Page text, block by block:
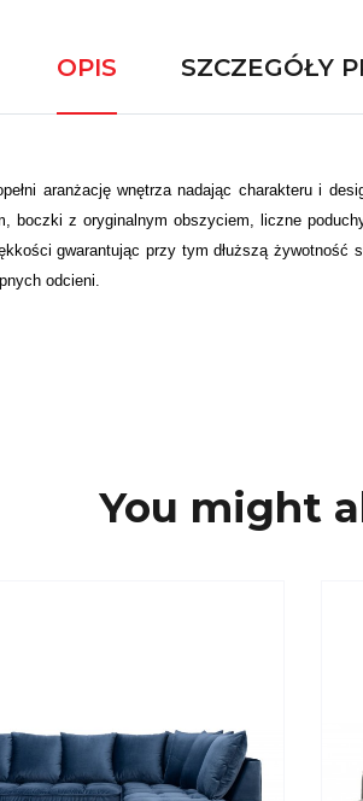
OPIS SZCZEGÓŁY
aranżację wnętrza nadając charakteru i
boczki z oryginalnym obszyciem, liczne
gwarantując przy tym dłuższą
odcieni.
You might